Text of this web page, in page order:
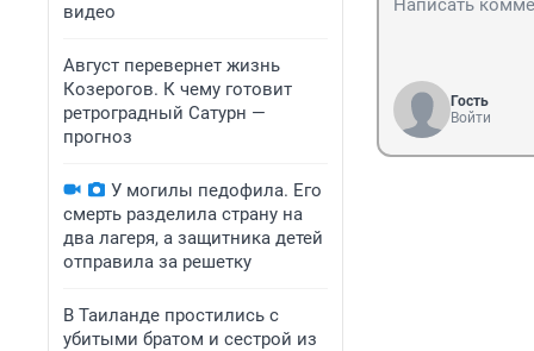
видео
Август перевернет жизнь
Козерогов. К чему готовит
ретроградный Сатурн —
прогноз
У могилы педофила. Его
смерть разделила страну на
два лагеря, а защитника детей
отправила за решетку
В Таиланде простились с
убитыми братом и сестрой из
Гость
Войти